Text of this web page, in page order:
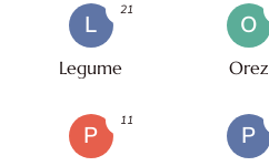
L
Legume
21
O
Orez
P
11
P